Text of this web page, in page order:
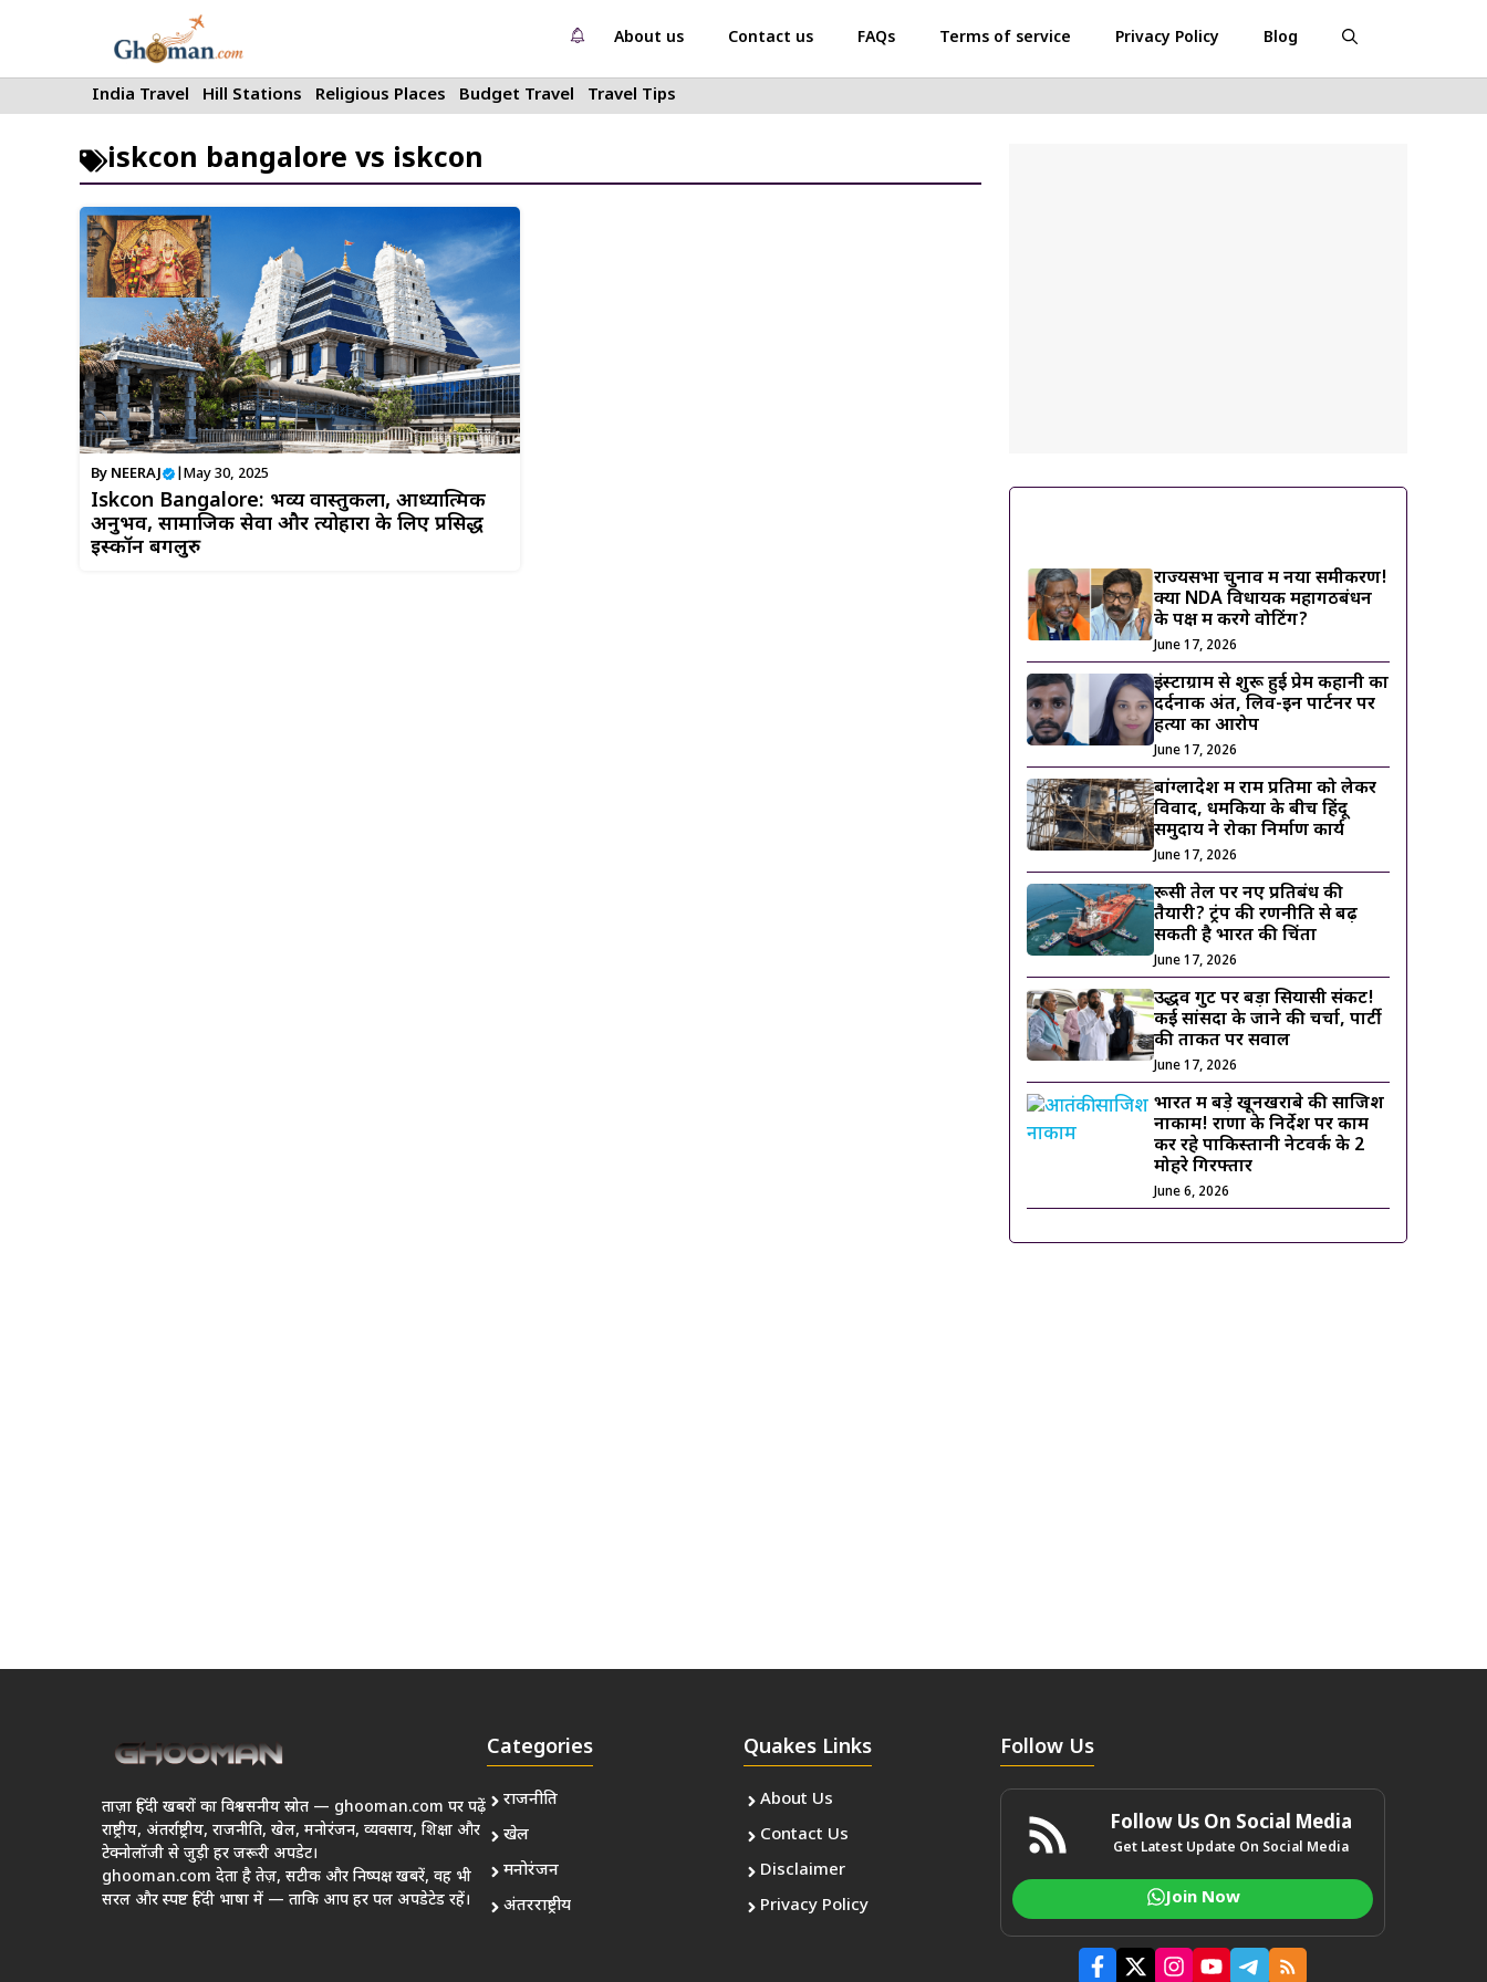
About us Contact us FAQs Terms of service Privacy Policy Blog
India Travel Hill Stations Religious Places Budget Travel Travel Tips
iskcon bangalore vs iskcon
By NEERAJ May 30, 2025
Iskcon Bangalore: भव्य वास्तुकला, आध्यात्मिक
अनुभव, सामाजिक सेवा और त्योहारों के लिए प्रसिद्ध
इस्कॉन बेंगलुरु
राज्यसभा चुनाव में नया समीकरण!
क्या NDA विधायक महागठबंधन
के पक्ष में करेंगे वोटिंग?
June 17, 2026
इंस्टाग्राम से शुरू हुई प्रेम कहानी का
दर्दनाक अंत, लिव-इन पार्टनर पर
हत्या का आरोप
June 17, 2026
बांग्लादेश में राम प्रतिमा को लेकर
विवाद, धमकियों के बीच हिंदू
समुदाय ने रोका निर्माण कार्य
June 17, 2026
रूसी तेल पर नए प्रतिबंध की
तैयारी? ट्रंप की रणनीति से बढ़
सकती है भारत की चिंता
June 17, 2026
उद्धव गुट पर बड़ा सियासी संकट!
कई सांसदों के जाने की चर्चा, पार्टी
की ताकत पर सवाल
June 17, 2026
भारत में बड़े खूनखराबे की साजिश
नाकाम! राणा के निर्देश पर काम
कर रहे पाकिस्तानी नेटवर्क के 2
मोहरे गिरफ्तार
June 6, 2026
ताज़ा हिंदी खबरों का विश्वसनीय स्रोत — ghooman.com पर पढ़ें
राष्ट्रीय, अंतर्राष्ट्रीय, राजनीति, खेल, मनोरंजन, व्यवसाय, शिक्षा और
टेक्नोलॉजी से जुड़ी हर जरूरी अपडेट।
ghooman.com देता है तेज़, सटीक और निष्पक्ष खबरें, वह भी
सरल और स्पष्ट हिंदी भाषा में — ताकि आप हर पल अपडेटेड रहें।
Categories
राजनीति
खेल
मनोरंजन
अंतरराष्ट्रीय
Quakes Links
About Us
Contact Us
Disclaimer
Privacy Policy
Follow Us
Follow Us On Social Media
Get Latest Update On Social Media
Join Now